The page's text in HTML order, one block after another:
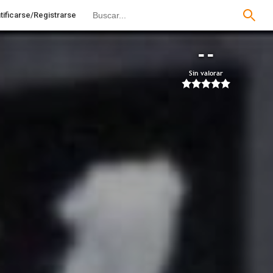
Registrarse
--
Sin valorar